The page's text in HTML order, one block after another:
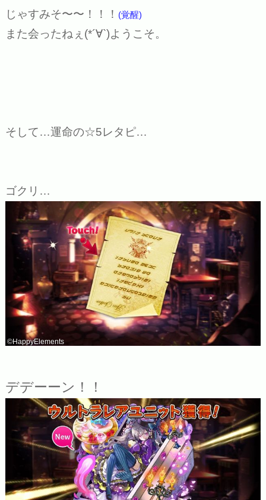
じゃすみそ〜〜！！！ (覚醒)
また会ったねぇ(*´∀`)ようこそ。
そして…運命の☆5レタピ…
ゴクリ…
©HappyElements
デデーーン！！